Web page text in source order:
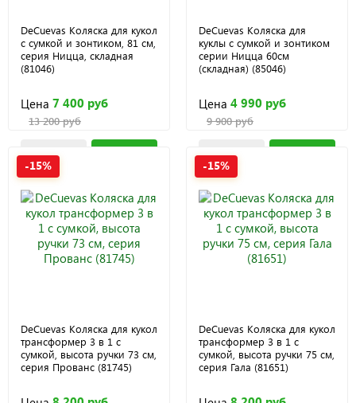
DeCuevas Коляска для кукол
с сумкой и зонтиком, 81 см,
серия Ницца, складная
(81046)
Цена 7 400 руб
13 200 руб
DeCuevas Коляска для
куклы с сумкой и зонтиком
серии Ницца 60см
(складная) (85046)
Цена 4 990 руб
9 900 руб
-15%
DeCuevas Коляска для кукол
трансформер 3 в 1 с
сумкой, высота ручки 73 см,
серия Прованс (81745)
-15%
DeCuevas Коляска для кукол
трансформер 3 в 1 с
сумкой, высота ручки 75 см,
серия Гала (81651)